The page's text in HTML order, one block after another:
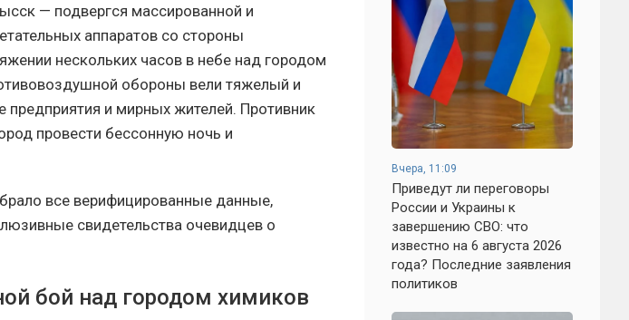
— подвергся массированной и
аппаратов со стороны
нескольких часов в небе над городом
обороны вели тяжелый и
и мирных жителей. Противник
провести бессонную ночь и
все верифицированные данные,
свидетельства очевидцев о
бой над городом химиков
Вчера, 11:09
Приведут ли переговоры
России и Украины к
завершению СВО: что
известно на 6 августа 2026
года? Последние заявления
политиков